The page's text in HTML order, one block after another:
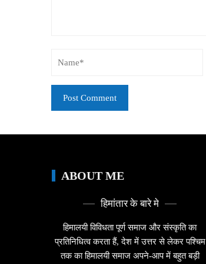
ABOUT ME
हिमांतार के बारे मे
हिमालयी विविधता पूर्ण समाज और संस्कृति का
प्रतिनिधित्व करता हैं, देश में उत्तर से लेकर पश्चिम
तक का हिमालयी समाज अपने-आप में बहुत बड़ी